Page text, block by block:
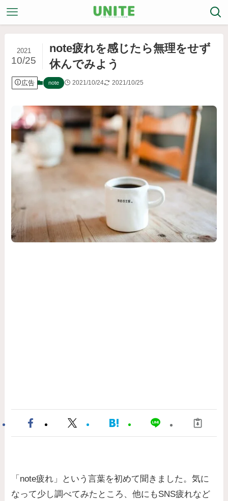
note疲れを感じたら無理をせず
休んでみよう
2021
10/25
広告 note 2021/10/24 2021/10/25
「note疲れ」という言葉を初めて聞きました。気に
なって少し調べてみたところ、他にもSNS疲れなど